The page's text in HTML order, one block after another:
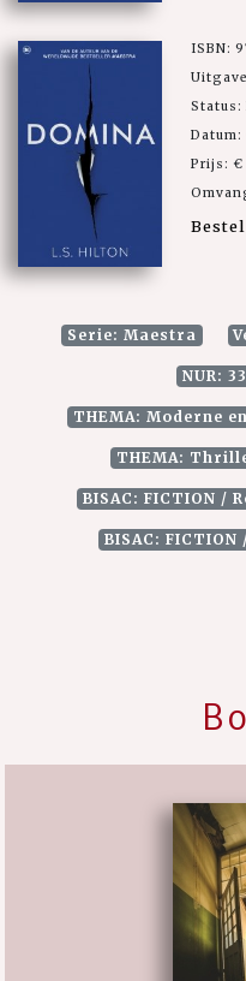
ISBN:
Status:
Datum:
Prijs: €
Bestel
Serie: Maestra
NUR:
THEMA: Moderne
THEMA:
BISAC: FICTION /
BISAC: